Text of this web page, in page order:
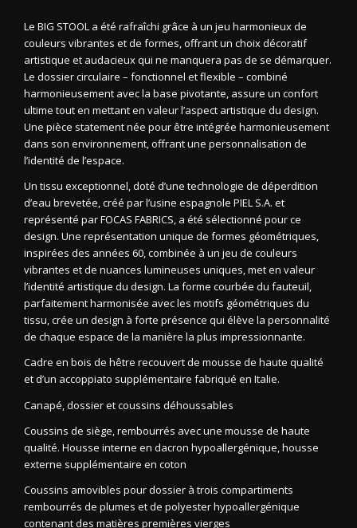
Le BIG STOOL a été rafraîchi grâce à un jeu harmonieux de
couleurs vibrantes et de formes, offrant un choix décoratif
artistique et audacieux qui ne manquera pas de se démarquer.
Le dossier circulaire – fonctionnel et flexible – combiné
harmonieusement avec la base pivotante, assure un confort
ultime tout en mettant en valeur l’aspect artistique du design.
Une pièce statement née pour être intégrée harmonieusement
dans son environnement, offrant une personnalisation de
l’identité de l’espace.
Un tissu exceptionnel, doté d’une technologie de déperdition
d’eau brevetée, créé par l’usine espagnole PIEL S.A. et
représenté par FOCAS FABRICS, a été sélectionné pour ce
design. Une représentation unique de formes géométriques,
inspirées des années 60, combinée à un jeu de couleurs
vibrantes et de nuances lumineuses uniques, met en valeur
l’identité artistique du design. La forme courbée du fauteuil,
parfaitement harmonisée avec les motifs géométriques du
tissu, crée un design à forte présence qui élève la personnalité
de chaque espace de la manière la plus impressionnante.
Cadre en bois de hêtre recouvert de mousse de haute qualité
et d’un accoppiato supplémentaire fabriqué en Italie.
Canapé, dossier et coussins déhoussables
Coussins de siège, rembourrés avec une mousse de haute
qualité. Housse interne en dacron hypoallergénique, housse
externe supplémentaire en coton
Coussins amovibles pour dossier à trois compartiments
rembourrés de plumes et de polyester hypoallergénique
contenant des matières premières vierges